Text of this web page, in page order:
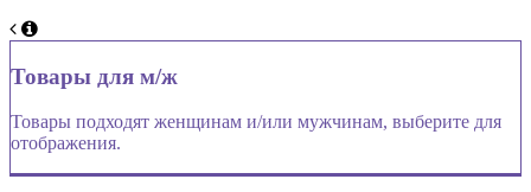
Товары для м/ж
Товары подходят женщинам и/или мужчинам, выберите для
отображения.